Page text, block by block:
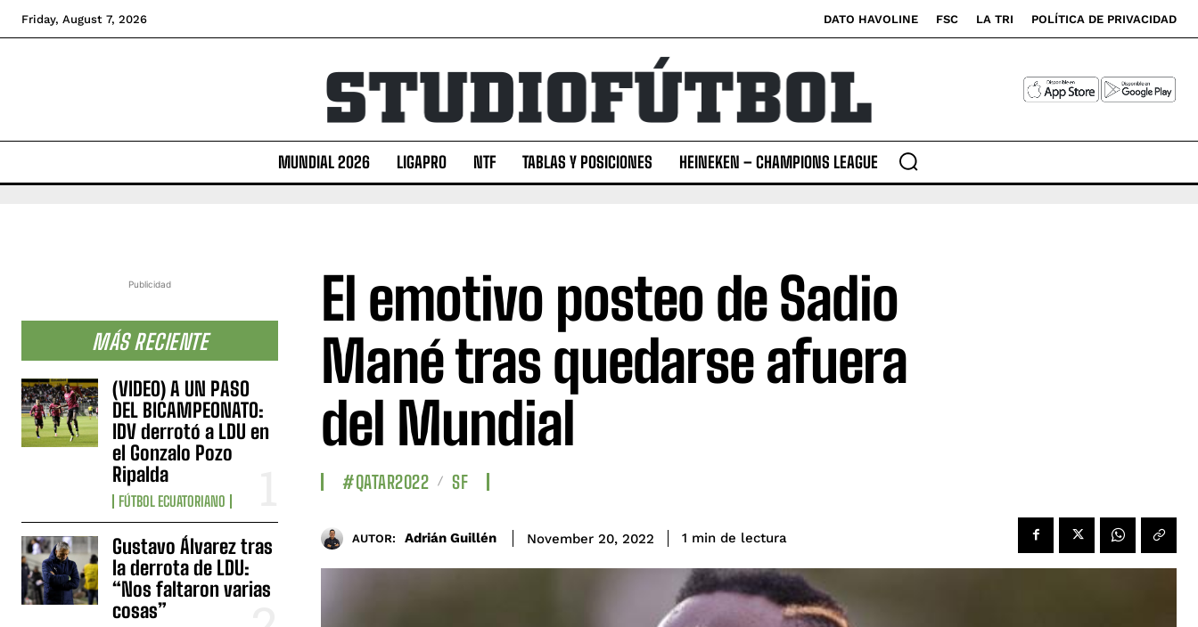
Friday, August 7, 2026 DATO HAVOLINE FSC LA TRI POLÍTICA DE PRIVACIDAD
MUNDIAL 2026 LIGAPRO NTF TABLAS Y POSICIONES HEINEKEN – CHAMPIONS LEAGUE
Publicidad
MÁS RECIENTE
(VIDEO) A UN PASO
DEL BICAMPEONATO:
IDV derrotó a LDU en
el Gonzalo Pozo
Ripalda
FÚTBOL ECUATORIANO
Gustavo Álvarez tras
la derrota de LDU:
“Nos faltaron varias
cosas”
El emotivo posteo de Sadio
Mané tras quedarse afuera
del Mundial
#QATAR2022 SF
AUTOR: Adrián Guillén November 20, 2022 1 min de lectura